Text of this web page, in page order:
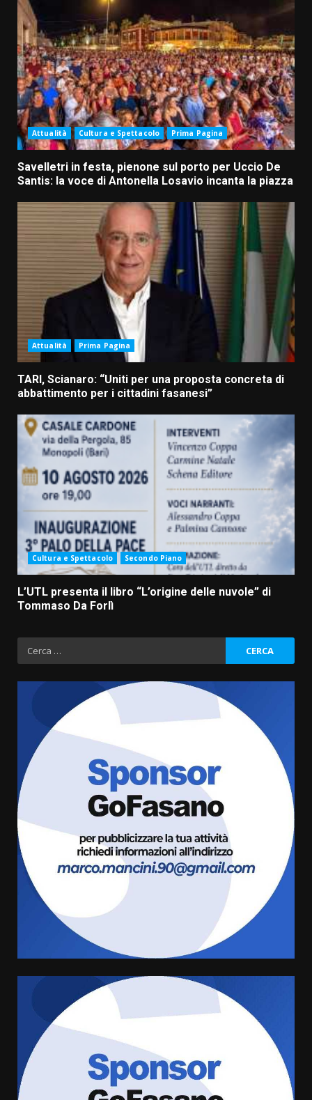
Attualità Cultura e Spettacolo Prima Pagina
Savelletri in festa, pienone sul porto per Uccio De
Santis: la voce di Antonella Losavio incanta la piazza
Attualità Prima Pagina
TARI, Scianaro: “Uniti per una proposta concreta di
abbattimento per i cittadini fasanesi”
Cultura e Spettacolo Secondo Piano
L’UTL presenta il libro “L’origine delle nuvole” di
Tommaso Da Forlì
Ricerca
per:
3
Grande successo per la “Sagra
del Pesce Spada” a Savelletri
9 Agosto 2026 07:32
Serie D, l’Us Fasano non molla e
conferma di voler ricorrere per
8 Agosto 2026 19:55
La Banda Città di Fasano apre
ufficialmente la Festa di
Savelletri
grande spettacolo con Uccio De
Santis
8 Agosto 2026 07:30
Politiche Giovanili e Mobilità
Sostenibile: premiati gli studenti
universitari del bando “La strada
giusta”